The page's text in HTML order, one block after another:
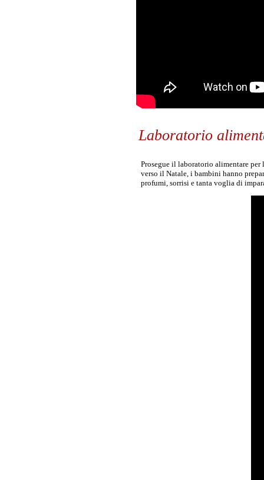
Laboratorio
Prosegue il laboratorio alimentare per
verso il Natale, i bambini hanno
profumi, sorrisi e tanta voglia di